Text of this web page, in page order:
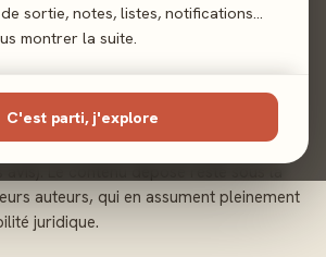
sortie, notes, listes, notifications…
montrer la suite.
C'est parti, j'explore
reconnaît utiliser ces
sous son unique responsabilité.
:
peuvent y déposer du contenu,
site dans des espaces dédiés
auteurs, qui en assument pleinement
juridique.